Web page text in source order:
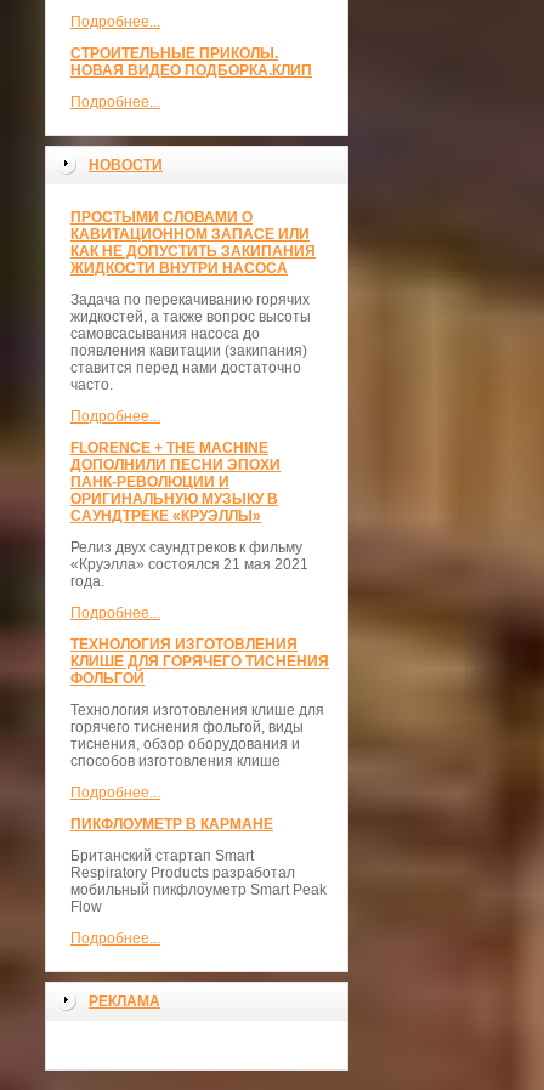
Подробнее...
СТРОИТЕЛЬНЫЕ ПРИКОЛЫ.
НОВАЯ ВИДЕО ПОДБОРКА.КЛИП
Подробнее...
НОВОСТИ
ПРОСТЫМИ СЛОВАМИ О
КАВИТАЦИОННОМ ЗАПАСЕ ИЛИ
КАК НЕ ДОПУСТИТЬ ЗАКИПАНИЯ
ЖИДКОСТИ ВНУТРИ НАСОСА
Задача по перекачиванию горячих
жидкостей, а также вопрос высоты
самовсасывания насоса до
появления кавитации (закипания)
ставится перед нами достаточно
часто.
Подробнее...
FLORENCE + THE MACHINE
ДОПОЛНИЛИ ПЕСНИ ЭПОХИ
ПАНК-РЕВОЛЮЦИИ И
ОРИГИНАЛЬНУЮ МУЗЫКУ В
САУНДТРЕКЕ «КРУЭЛЛЫ»
Релиз двух саундтреков к фильму
«Круэлла» состоялся 21 мая 2021
года.
Подробнее...
ТЕХНОЛОГИЯ ИЗГОТОВЛЕНИЯ
КЛИШЕ ДЛЯ ГОРЯЧЕГО ТИСНЕНИЯ
ФОЛЬГОЙ
Технология изготовления клише для
горячего тиснения фольгой, виды
тиснения, обзор оборудования и
способов изготовления клише
Подробнее...
ПИКФЛОУМЕТР В КАРМАНЕ
Британский стартап Smart
Respiratory Products разработал
мобильный пикфлоуметр Smart Peak
Flow
Подробнее...
РЕКЛАМА